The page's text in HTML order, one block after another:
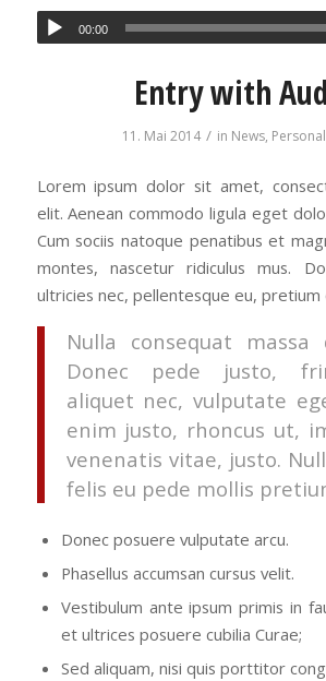
00:00
Entry with
11. Mai 2014 / in News, Personal
Lorem ipsum dolor sit amet,
elit. Aenean commodo ligula eget
Cum sociis natoque penatibus et
montes, nascetur ridiculus mus.
ultricies nec, pellentesque eu, pretium
Nulla consequat massa
Donec pede justo,
aliquet nec, vulputate
enim justo, rhoncus ut,
venenatis vitae, justo.
felis eu pede mollis
Donec posuere vulputate arcu.
Phasellus accumsan cursus velit.
Vestibulum ante ipsum primis in
et ultrices posuere cubilia Curae;
Sed aliquam, nisi quis porttitor